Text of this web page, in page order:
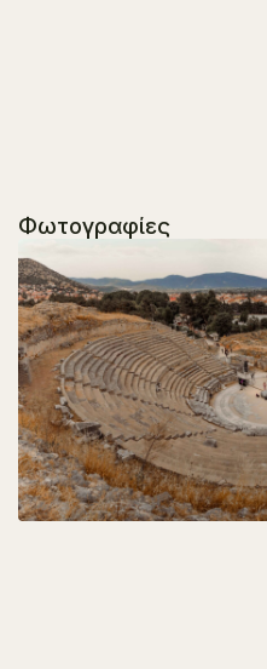
Φωτογραφίες